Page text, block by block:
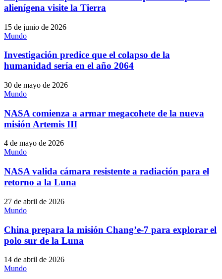
alienígena visite la Tierra
15 de junio de 2026
Mundo
Investigación predice que el colapso de la
humanidad sería en el año 2064
30 de mayo de 2026
Mundo
NASA comienza a armar megacohete de la nueva
misión Artemis III
4 de mayo de 2026
Mundo
NASA valida cámara resistente a radiación para el
retorno a la Luna
27 de abril de 2026
Mundo
China prepara la misión Chang’e-7 para explorar el
polo sur de la Luna
14 de abril de 2026
Mundo